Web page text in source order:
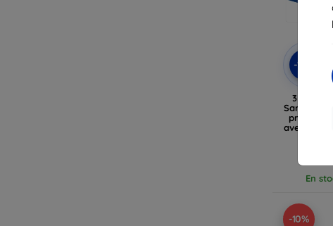
-10%
3MK
Samsung
avec
En
-10%